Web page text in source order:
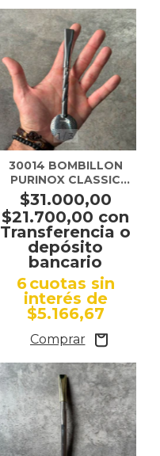
1/ 3
30014 BOMBILLON
PURINOX CLASSIC
CINCELADO
$31.000,00
$21.700,00 con
Transferencia o
depósito
bancario
6cuotas sin
interés de
$5.166,67